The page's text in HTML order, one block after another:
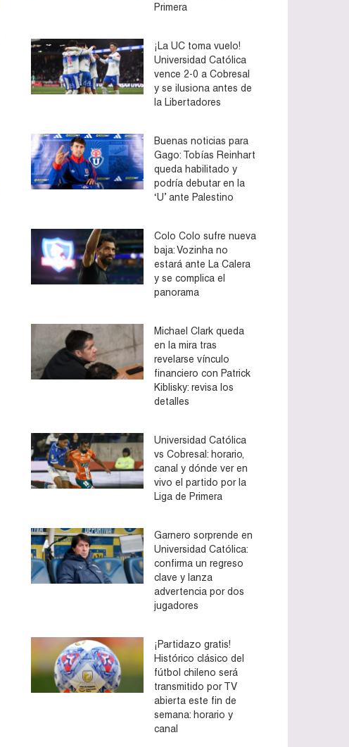
Primera
¡La UC toma vuelo!
Universidad Católica
vence 2-0 a Cobresal
y se ilusiona antes de
la Libertadores
Buenas noticias para
Gago: Tobías Reinhart
queda habilitado y
podría debutar en la
‘U’ ante Palestino
Colo Colo sufre nueva
baja: Vozinha no
estará ante La Calera
y se complica el
panorama
Michael Clark queda
en la mira tras
revelarse vínculo
financiero con Patrick
Kiblisky: revisa los
detalles
Universidad Católica
vs Cobresal: horario,
canal y dónde ver en
vivo el partido por la
Liga de Primera
Garnero sorprende en
Universidad Católica:
confirma un regreso
clave y lanza
advertencia por dos
jugadores
¡Partidazo gratis!
Histórico clásico del
fútbol chileno será
transmitido por TV
abierta este fin de
semana: horario y
canal